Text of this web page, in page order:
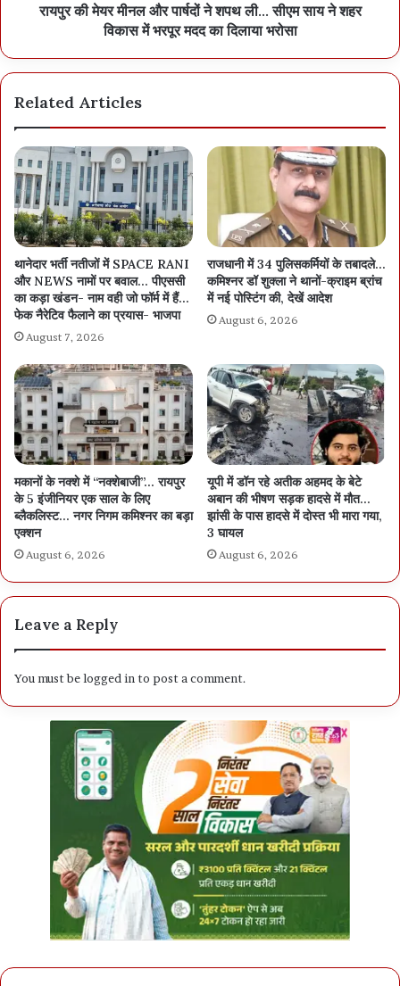
रायपुर की मेयर मीनल और पार्षदों ने शपथ ली… सीएम साय ने शहर
विकास में भरपूर मदद का दिलाया भरोसा
Related Articles
थानेदार भर्ती नतीजों में SPACE RANI
और NEWS नामों पर बवाल… पीएससी
का कड़ा खंडन- नाम वही जो फॉर्म में हैं…
फेक नैरेटिव फैलाने का प्रयास- भाजपा
August 7, 2026
राजधानी में 34 पुलिसकर्मियों के तबादले…
कमिश्नर डॉ शुक्ला ने थानों-क्राइम ब्रांच
में नई पोस्टिंग की, देखें आदेश
August 6, 2026
मकानों के नक्शे में “नक्शेबाजी”… रायपुर
के 5 इंजीनियर एक साल के लिए
ब्लैकलिस्ट… नगर निगम कमिश्नर का बड़ा
एक्शन
August 6, 2026
यूपी में डॉन रहे अतीक अहमद के बेटे
अबान की भीषण सड़क हादसे में मौत…
झांसी के पास हादसे में दोस्त भी मारा गया,
3 घायल
August 6, 2026
Leave a Reply
You must belogged in to post a comment.